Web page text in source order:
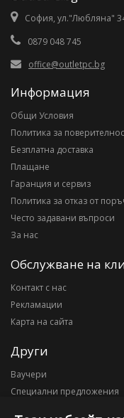
София, ул."Любляна"
0879 048 745
office@outletpc.bg
Информация
Общи Условия
Политика за
Безплатна доставка
Плащане
Гаранция и сервиз
Политика за отказ от
Често задавани въпроси
За нас
Обслужване на
Контакт с нас
Рекламации
Карта на сайта
Други
Ваучери
Специални предложения